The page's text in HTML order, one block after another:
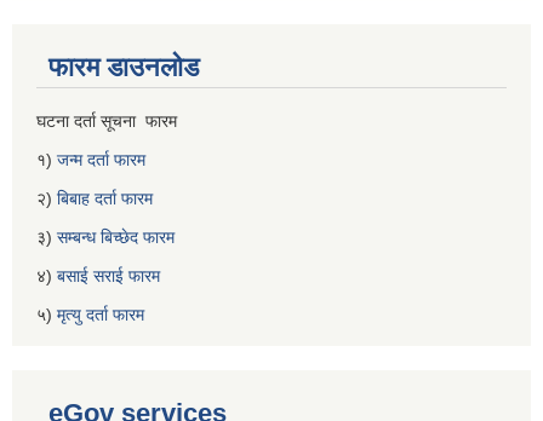
फारम डाउनलोड
घटना दर्ता सूचना फारम
१) जन्म दर्ता फारम
२) बिबाह दर्ता फारम
३) सम्बन्ध बिच्छेद फारम
४) बसाई सराई फारम
५) मृत्यु दर्ता फारम
eGov services